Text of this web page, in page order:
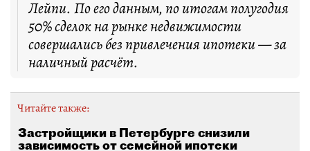
Лейпи. По его данным, по итогам полугодия
50% сделок на рынке недвижимости
совершались без привлечения ипотеки — за
наличный расчёт.
Читайте также:
Застройщики в Петербурге снизили
зависимость от семейной ипотеки